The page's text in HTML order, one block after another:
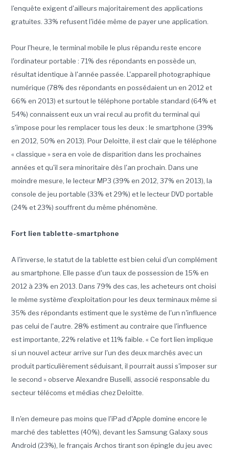
l'enquête exigent d'ailleurs majoritairement des applications
gratuites. 33% refusent l'idée même de payer une application.
Pour l'heure, le terminal mobile le plus répandu reste encore
l'ordinateur portable : 71% des répondants en possède un,
résultat identique à l'année passée. L'appareil photographique
numérique (78% des répondants en possédaient un en 2012 et
66% en 2013) et surtout le téléphone portable standard (64% et
54%) connaissent eux un vrai recul au profit du terminal qui
s'impose pour les remplacer tous les deux : le smartphone (39%
en 2012, 50% en 2013). Pour Deloitte, il est clair que le téléphone
« classique » sera en voie de disparition dans les prochaines
années et qu'il sera minoritaire dès l'an prochain. Dans une
moindre mesure, le lecteur MP3 (39% en 2012, 37% en 2013), la
console de jeu portable (33% et 29%) et le lecteur DVD portable
(24% et 23%) souffrent du même phénomène.
Fort lien tablette-smartphone
A l'inverse, le statut de la tablette est bien celui d'un complément
au smartphone. Elle passe d'un taux de possession de 15% en
2012 à 23% en 2013. Dans 79% des cas, les acheteurs ont choisi
le même système d'exploitation pour les deux terminaux même si
35% des répondants estiment que le système de l'un n'influence
pas celui de l'autre. 28% estiment au contraire que l'influence
est importante, 22% relative et 11% faible. « Ce fort lien implique
si un nouvel acteur arrive sur l'un des deux marchés avec un
produit particulièrement séduisant, il pourrait aussi s'imposer sur
le second » observe Alexandre Buselli, associé responsable du
secteur télécoms et médias chez Deloitte.
Il n'en demeure pas moins que l'iPad d'Apple domine encore le
marché des tablettes (40%), devant les Samsung Galaxy sous
Android (23%), le français Archos tirant son épingle du jeu avec